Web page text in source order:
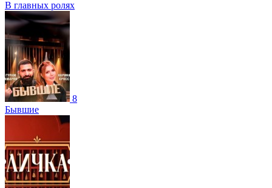
В главных ролях
8
Бывшие